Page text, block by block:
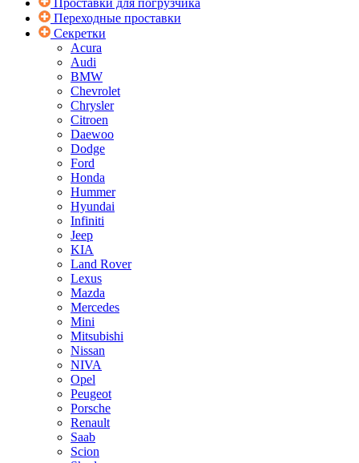
Проставки для погрузчика
Переходные проставки
Секретки
Acura
Audi
BMW
Chevrolet
Chrysler
Citroen
Daewoo
Dodge
Ford
Honda
Hummer
Hyundai
Infiniti
Jeep
KIA
Land Rover
Lexus
Mazda
Mercedes
Mini
Mitsubishi
Nissan
NIVA
Opel
Peugeot
Porsche
Renault
Saab
Scion